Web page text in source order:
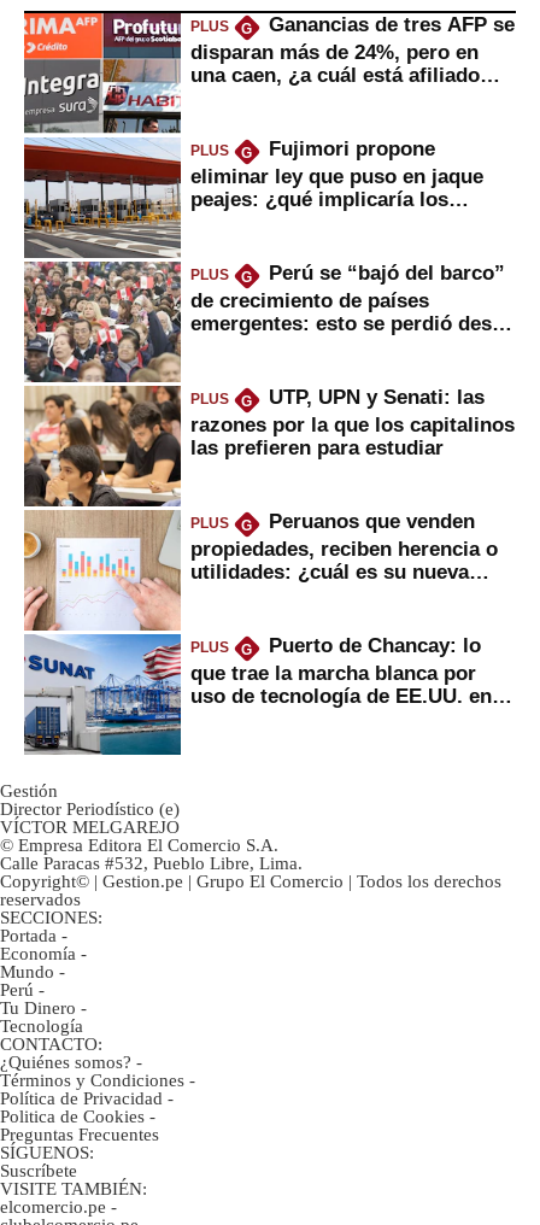
PLUS G
Ganancias de tres AFP se
disparan más de 24%, pero en
una caen, ¿a cuál está afiliado
PLUS G
Fujimori propone
eliminar ley que puso en jaque
peajes: ¿qué implicaría los
PLUS G
Perú se “bajó del barco”
de crecimiento de países
emergentes: esto se perdió desde
PLUS G
UTP, UPN y Senati: las
razones por la que los capitalinos
las prefieren para estudiar
PLUS G
Peruanos que venden
propiedades, reciben herencia o
utilidades: ¿cuál es su nueva
PLUS G
Puerto de Chancay: lo
que trae la marcha blanca por
uso de tecnología de EE.UU. en
Gestión
Director Periodístico (e)
VÍCTOR MELGAREJO
© Empresa Editora El Comercio S.A.
Calle Paracas #532, Pueblo Libre, Lima.
Copyright© | Gestion.pe | Grupo El Comercio | Todos los derechos
reservados
SECCIONES:
Portada -
Economía -
Mundo -
Perú -
Tu Dinero -
Tecnología
CONTACTO:
¿Quiénes somos? -
Términos y Condiciones -
Política de Privacidad -
Politica de Cookies -
Preguntas Frecuentes
SÍGUENOS:
Suscríbete
VISITE TAMBIÉN:
elcomercio.pe -